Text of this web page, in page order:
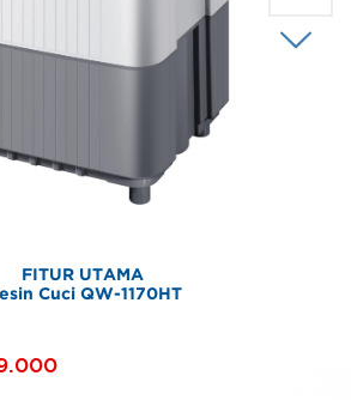
FITUR UTAMA
Cuci QW-1170HT